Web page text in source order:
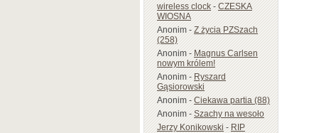
wireless clock-CZESKA
WIOSNA
Anonim-Z życia PZSzach
(258)
Anonim-Magnus Carlsen
nowym królem!
Anonim-Ryszard
Gąsiorowski
Anonim-Ciekawa partia (88)
Anonim-Szachy na wesoło
Jerzy Konikowski-RIP